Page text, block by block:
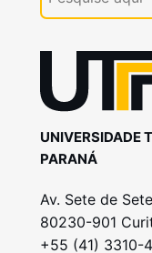
UNIVERSIDADE
PARANÁ
Av. Sete de
80230-901
+55 (41) 3310-